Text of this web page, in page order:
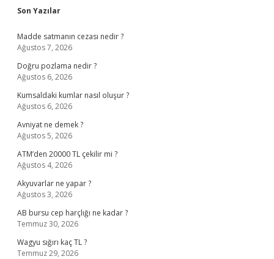
Sidebar
Son Yazılar
Madde satmanın cezası nedir ?
Ağustos 7, 2026
Doğru pozlama nedir ?
Ağustos 6, 2026
Kumsaldaki kumlar nasıl oluşur ?
Ağustos 6, 2026
Avniyat ne demek ?
Ağustos 5, 2026
ATM’den 20000 TL çekilir mi ?
Ağustos 4, 2026
Akyuvarlar ne yapar ?
Ağustos 3, 2026
AB bursu cep harçlığı ne kadar ?
Temmuz 30, 2026
Wagyu sığırı kaç TL ?
Temmuz 29, 2026